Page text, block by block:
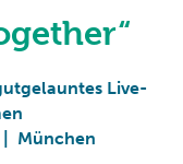
Live-
München